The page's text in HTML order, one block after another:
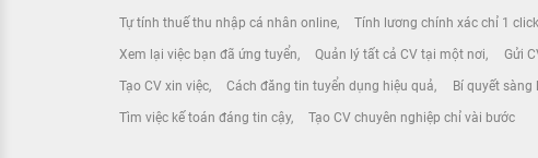
Tự tính thuế thu nhập cá nhân online Tính lương chính xác chỉ 1 click
Xem lại việc bạn đã ứng tuyển Quản lý tất cả CV tại một nơi Gửi
Tạo CV xin việc Cách đăng tin tuyển dụng hiệu quả Bí quyết sàng
Tìm việc kế toán đáng tin cậy Tạo CV chuyên nghiệp chỉ vài bước